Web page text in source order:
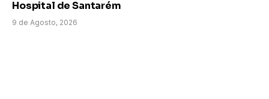
Hospital de Santarém
9 de Agosto, 2026